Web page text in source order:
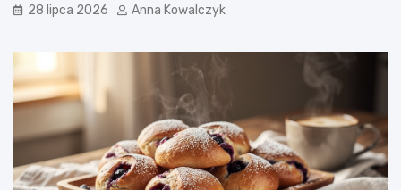
28 lipca 2026 Anna Kowalczyk